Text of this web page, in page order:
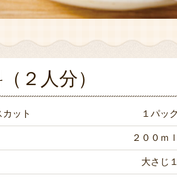
２人分）
ット １パッ
２００ｍ
大さじ